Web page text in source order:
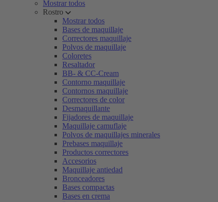
Mostrar todos
Rostro
Mostrar todos
Bases de maquillaje
Correctores maquillaje
Polvos de maquillaje
Coloretes
Resaltador
BB- & CC-Cream
Contorno maquillaje
Contornos maquillaje
Correctores de color
Desmaquillante
Fijadores de maquillaje
Maquillaje camuflaje
Polvos de maquillajes minerales
Prebases maquillaje
Productos correctores
Accesorios
Maquillaje antiedad
Bronceadores
Bases compactas
Bases en crema